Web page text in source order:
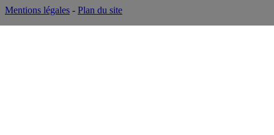
Mentions légales - Plan du site